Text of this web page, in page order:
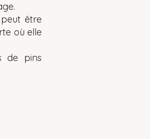
être
où elle
de pins